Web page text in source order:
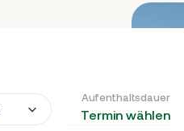
Aufenthaltsdauer
Termin wählen